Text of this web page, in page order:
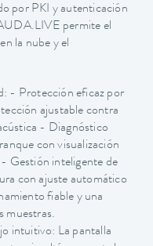
por PKI y autenticación
permite el
la nube y el
- Protección eficaz por
ajustable contra
- Diagnóstico
con visualización
- Gestión inteligente de
con ajuste automático
fiable y una
muestras.
intuitivo: La pantalla